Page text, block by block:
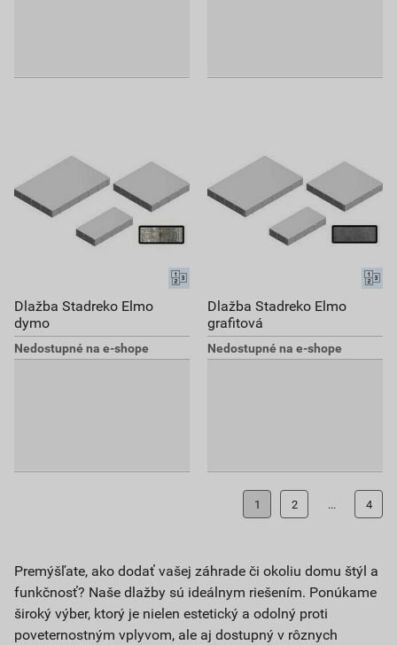
Dlažba Stadreko Elmo
dymo
Nedostupné na e-shope
Dlažba Stadreko Elmo
grafitová
Nedostupné na e-shope
1 2 ... 4
Premýšľate, ako dodať vašej záhrade či okoliu domu štýl a
funkčnosť? Naše dlažby sú ideálnym riešením. Ponúkame
široký výber, ktorý je nielen estetický a odolný proti
poveternostným vplyvom, ale aj dostupný v rôznych